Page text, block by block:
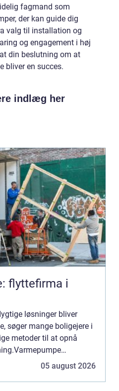
fagmand som
der kan guide dig
valg til installation og
og engagement i høj
din beslutning om at
bliver en succes.
indlæg her
flyttefirma i
løsninger bliver
søger mange boligejere i
metoder til at opnå
e...
05 august 2026